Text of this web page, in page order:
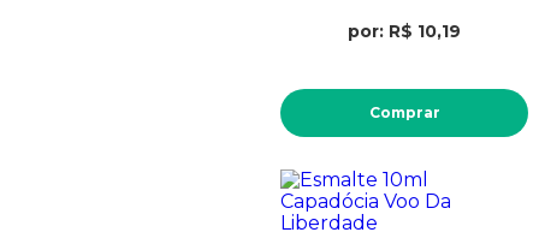
por: R$ 10,19
Comprar